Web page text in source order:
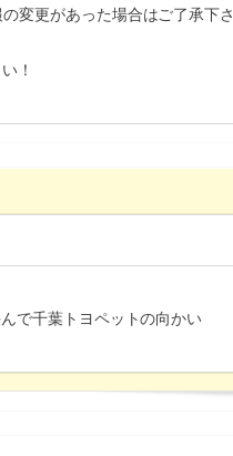
変更があった場合はご了承下さ
！
で千葉トヨペットの向かい